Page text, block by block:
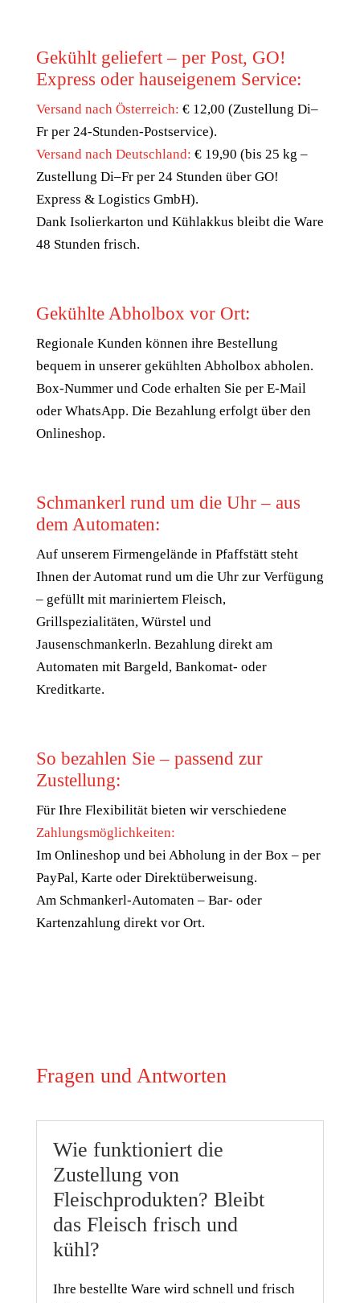
Gekühlt geliefert – per Post, GO!
Express oder hauseigenem Service:
Versand nach Österreich: € 12,00 (Zustellung Di–
Fr per 24-Stunden-Postservice).
Versand nach Deutschland: € 19,90 (bis 25 kg –
Zustellung Di–Fr per 24 Stunden über GO!
Express & Logistics GmbH).
Dank Isolierkarton und Kühlakkus bleibt die Ware
48 Stunden frisch.
Gekühlte Abholbox vor Ort:
Regionale Kunden können ihre Bestellung
bequem in unserer gekühlten Abholbox abholen.
Box-Nummer und Code erhalten Sie per E-Mail
oder WhatsApp. Die Bezahlung erfolgt über den
Onlineshop.
Schmankerl rund um die Uhr – aus
dem Automaten:
Auf unserem Firmengelände in Pfaffstätt steht
Ihnen der Automat rund um die Uhr zur Verfügung
– gefüllt mit mariniertem Fleisch,
Grillspezialitäten, Würstel und
Jausenschmankerln. Bezahlung direkt am
Automaten mit Bargeld, Bankomat- oder
Kreditkarte.
So bezahlen Sie – passend zur
Zustellung:
Für Ihre Flexibilität bieten wir verschiedene
Zahlungsmöglichkeiten:
Im Onlineshop und bei Abholung in der Box – per
PayPal, Karte oder Direktüberweisung.
Am Schmankerl-Automaten – Bar- oder
Kartenzahlung direkt vor Ort.
Fragen und Antworten
Wie funktioniert die
Zustellung von
Fleischprodukten? Bleibt
das Fleisch frisch und
kühl?
Ihre bestellte Ware wird schnell und frisch